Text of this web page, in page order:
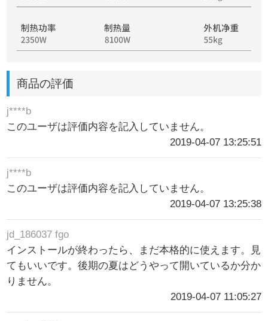
商品の評価
j****b
このユーザは評価内容を記入していません。
2019-04-07 13:25:51
j****b
このユーザは評価内容を記入していません。
2019-04-07 13:25:38
jd_186037 fgo
インストールが終わったら、まだ本格的に使えます。見
てもいいです。後期の夏はどうやって開いているか分か
りません。
2019-04-07 11:05:27